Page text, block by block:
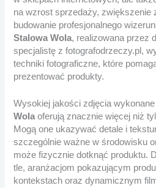
na wzrost sprzedaży, zwiększenie
budowanie profesjonalnego
Stalowa Wola, realizowana przez
specjalistę z fotografodrzeczy.pl,
techniki fotograficzne, które
prezentować produkty.
Wysokiej jakości zdjęcia
Wolaoferują znacznie więcej niż
Mogą one ukazywać detale i
szczególnie ważne w środowisku
może fizycznie dotknąć produktu.
tle, aranżacjom pokazującym
kontekstach oraz dynamicznym